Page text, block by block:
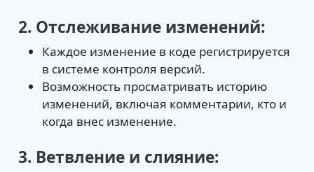
2. Отслеживание изменений:
Каждое изменение в коде регистрируется
в системе контроля версий.
Возможность просматривать историю
изменений, включая комментарии, кто и
когда внес изменение.
3. Ветвление и слияние: